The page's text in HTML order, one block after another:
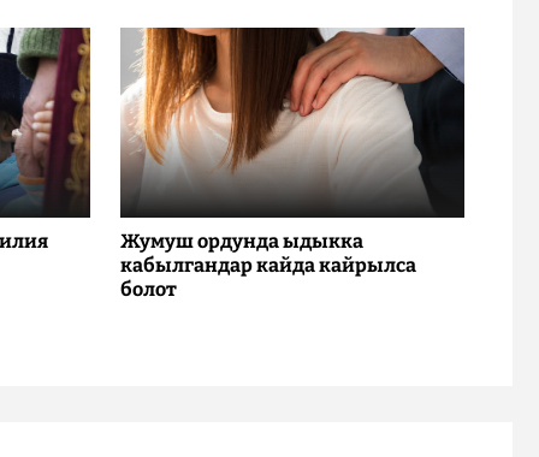
Жумуш ордунда ыдыкка
кабылгандар кайда кайрылса
болот